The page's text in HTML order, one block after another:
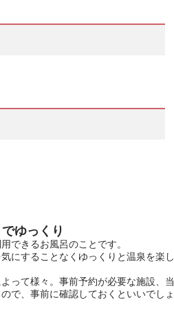
ゆっくり
できるお風呂のことです。
にすることなくゆっくりと温泉を楽し
って様々。事前予約が必要な施設、当
で、事前に確認しておくといいでしょ